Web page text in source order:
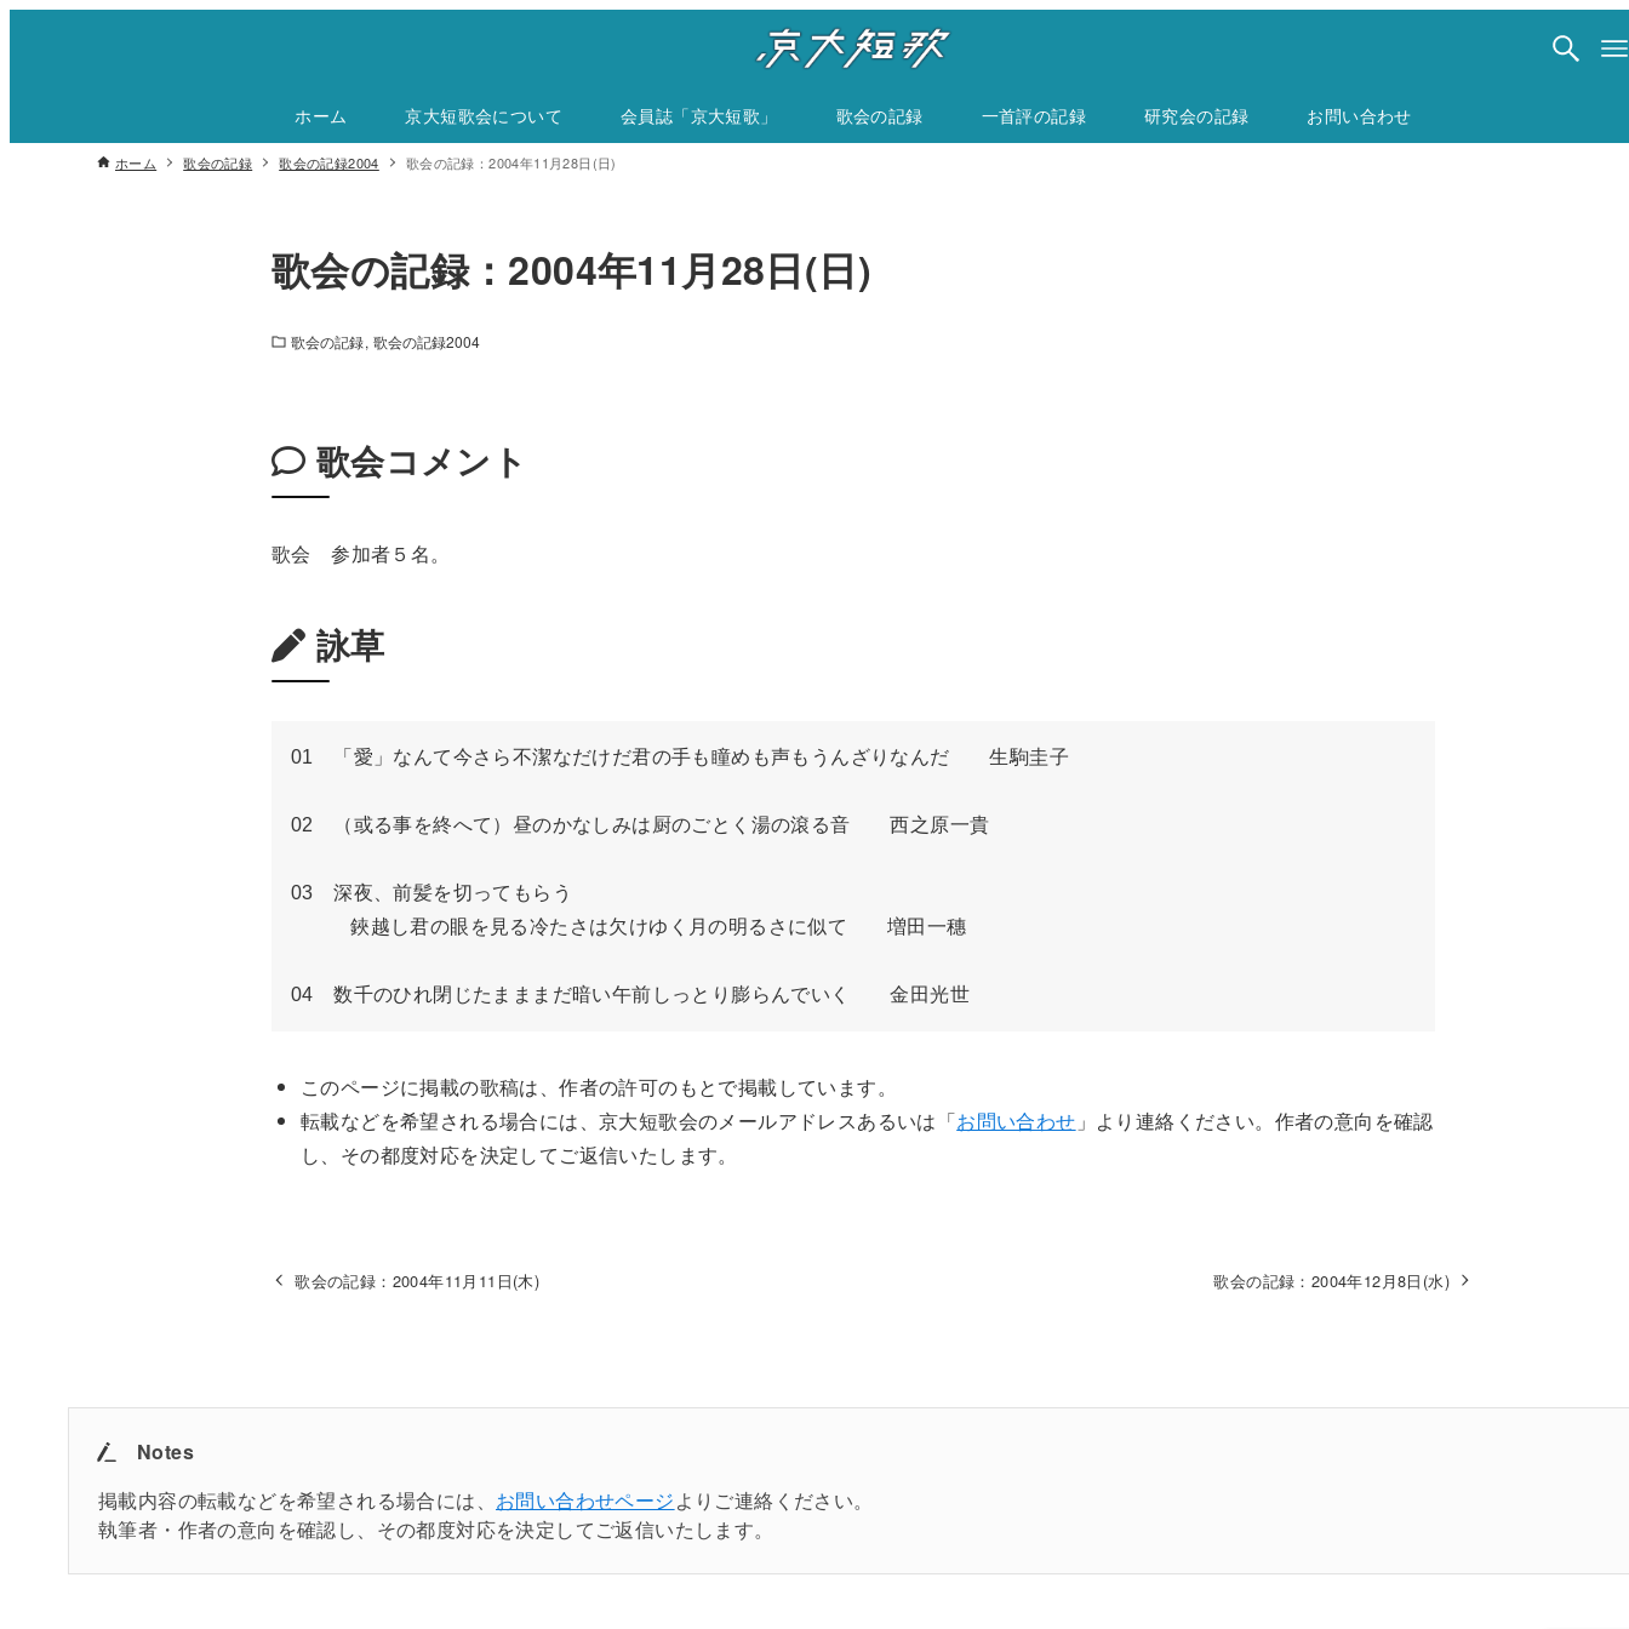
ホーム 京大短歌会について 会員誌「京大短歌」 歌会の記録 一首評の記録 研究会の記録 お問い合わせ
ホーム 歌会の記録 歌会の記録2004 歌会の記録：2004年11月28日(日)
歌会の記録：2004年11月28日(日)
歌会の記録 歌会の記録2004
歌会コメント
歌会 参加者５名。
詠草
01　「愛」なんて今さら不潔なだけだ君の手も瞳めも声もうんざりなんだ　　生駒圭子
02　（或る事を終へて）昼のかなしみは厨のごとく湯の滾る音　　西之原一貴
03　深夜、前髪を切ってもらう
鋏越し君の眼を見る冷たさは欠けゆく月の明るさに似て　　増田一穗
04　数千のひれ閉じたまままだ暗い午前しっとり膨らんでいく　　金田光世
このページに掲載の歌稿は、作者の許可のもとで掲載しています。
転載などを希望される場合には、京大短歌会のメールアドレスあるいは「お問い合わせ 」より連絡ください。作者の意向を確認
し、その都度対応を決定してご返信いたします。
歌会の記録：2004年11月11日(木) 歌会の記録：2004年12月8日(水)
Notes
掲載内容の転載などを希望される場合には、 お問い合わせページよりご連絡ください。
執筆者・作者の意向を確認し、その都度対応を決定してご返信いたします。